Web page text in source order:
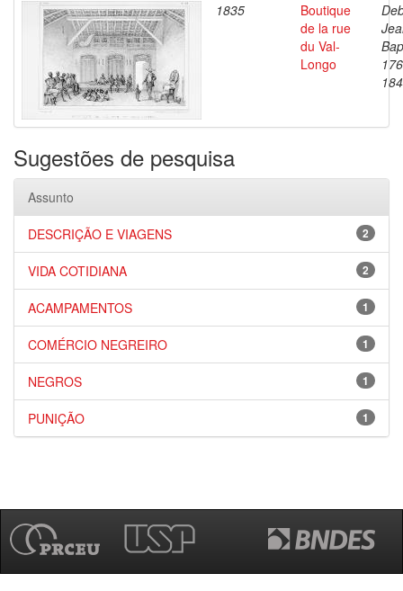
1835
Boutique
de la rue
du Val-
Longo
Sugestões de pesquisa
Assunto
2
DESCRIÇÃO E VIAGENS
2
VIDA COTIDIANA
1
ACAMPAMENTOS
1
COMÉRCIO NEGREIRO
1
NEGROS
1
PUNIÇÃO